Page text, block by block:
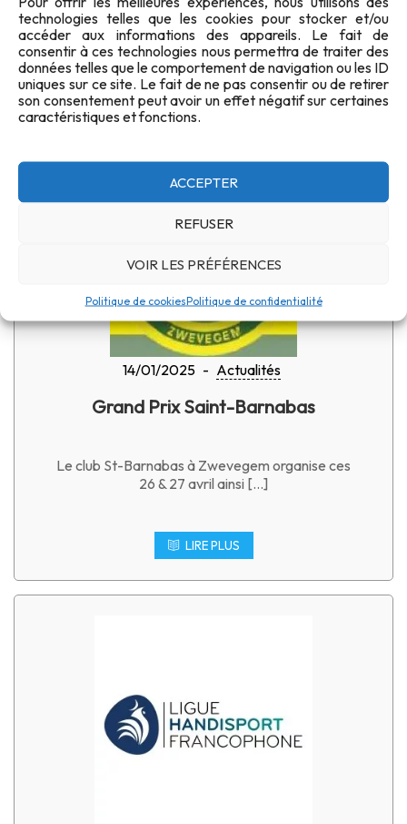
technologies telles que les cookies pour stocker et/ou
accéder aux informations des appareils. Le fait de
consentir à ces technologies nous permettra de traiter des
données telles que le comportement de navigation ou les ID
uniques sur ce site. Le fait de ne pas consentir ou de retirer
son consentement peut avoir un effet négatif sur certaines
caractéristiques et fonctions.
ACCEPTER
REFUSER
VOIR LES PRÉFÉRENCES
Politique de cookiesPolitique de confidentialité
Nous vous informons qu’à partir de ce jeudi 16
janvier 2025, toutes […]
LIRE PLUS
14/01/2025 - Actualités
Grand Prix Saint-Barnabas
Le club St-Barnabas à Zwevegem organise ces
26 & 27 avril ainsi […]
LIRE PLUS